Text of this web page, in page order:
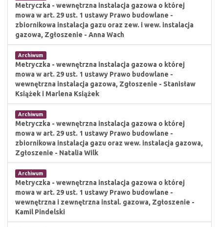
Metryczka - wewnętrzna instalacja gazowa o której
mowa w art. 29 ust. 1 ustawy Prawo budowlane -
zbiornikowa instalacja gazu oraz zew. i wew. instalacja
gazowa, Zgłoszenie - Anna Wach
Archiwum
Metryczka - wewnętrzna instalacja gazowa o której
mowa w art. 29 ust. 1 ustawy Prawo budowlane -
wewnętrzna instalacja gazowa, Zgłoszenie - Stanisław
Książek i Marlena Książek
Archiwum
Metryczka - wewnętrzna instalacja gazowa o której
mowa w art. 29 ust. 1 ustawy Prawo budowlane -
zbiornikowa instalacja gazu oraz wew. instalacja gazowa,
Zgłoszenie - Natalia Wilk
Archiwum
Metryczka - wewnętrzna instalacja gazowa o której
mowa w art. 29 ust. 1 ustawy Prawo budowlane -
wewnętrzna i zewnętrzna instal. gazowa, Zgłoszenie -
Kamil Pindelski